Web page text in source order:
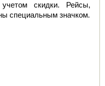
скидки. Рейсы,
специальным значком.